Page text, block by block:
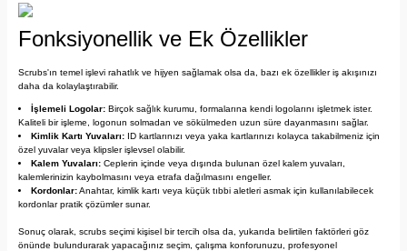
Fonksiyonellik ve Ek Özellikler
Scrubs'ın temel işlevi rahatlık ve hijyen sağlamak olsa da, bazı ek özellikler iş akışınızı
daha da kolaylaştırabilir.
İşlemeli Logolar: Birçok sağlık kurumu, formalarına kendi logolarını işletmek ister.
Kaliteli bir işleme, logonun solmadan ve sökülmeden uzun süre dayanmasını sağlar.
Kimlik Kartı Yuvaları: ID kartlarınızı veya yaka kartlarınızı kolayca takabilmeniz için
özel yuvalar veya klipsler işlevsel olabilir.
Kalem Yuvaları: Ceplerin içinde veya dışında bulunan özel kalem yuvaları,
kalemlerinizin kaybolmasını veya etrafa dağılmasını engeller.
Kordonlar:Anahtar, kimlik kartı veya küçük tıbbi aletleri asmak için kullanılabilecek
kordonlar pratik çözümler sunar.
Sonuç olarak, scrubs seçimi kişisel bir tercih olsa da, yukarıda belirtilen faktörleri göz
önünde bulundurarak yapacağınız seçim, çalışma konforunuzu, profesyonel